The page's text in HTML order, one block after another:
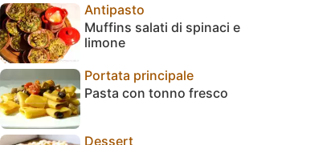
Antipasto
Muffins salati di spinaci e
limone
Portata principale
Pasta con tonno fresco
Dessert